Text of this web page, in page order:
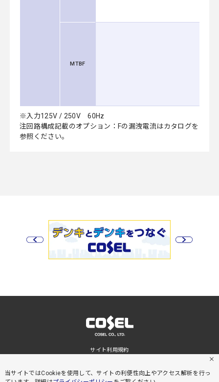
当サイトではCookieを使用して、サイトの利便性向上やアクセス解析を行っ
MTBF
※入力125V / 250V 60Hz
注回路構成記載のオプション：Fの漏洩電流はカタログを
参照ください。
サイト利用規約